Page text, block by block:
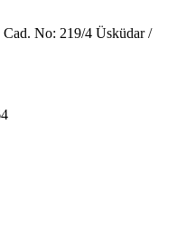
No: 219/4 Üsküdar /